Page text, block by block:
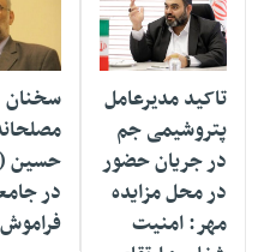
۰۸ تیر ۱۴۰۵
تاکید مدیرعامل
پتروشیمی جم
در جریان حضور
در محل مزایده
مهر: امنیت
۰۵ تیر ۱۴۰۵
سخنان
حسین
در